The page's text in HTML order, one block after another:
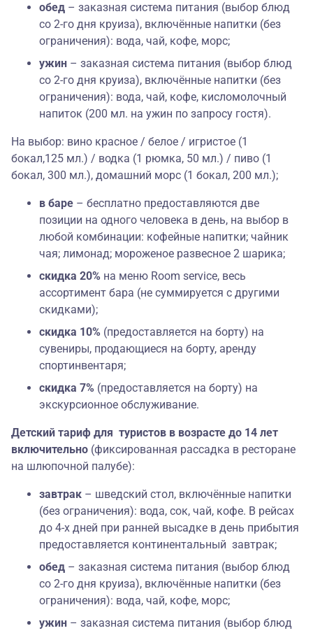
обед – заказная система питания (выбор блюд
со 2-го дня круиза), включённые напитки (без
ограничения): вода, чай, кофе, морс;
ужин – заказная система питания (выбор блюд
со 2-го дня круиза), включённые напитки (без
ограничения): вода, чай, кофе, кисломолочный
напиток (200 мл. на ужин по запросу гостя).
На выбор: вино красное / белое / игристое (1
бокал,125 мл.) / водка (1 рюмка, 50 мл.) / пиво (1
бокал, 300 мл.), домашний морс (1 бокал, 200 мл.);
в баре – бесплатно предоставляются две
позиции на одного человека в день, на выбор в
любой комбинации: кофейные напитки; чайник
чая; лимонад; мороженое развесное 2 шарика;
скидка 20% на меню Room service, весь
ассортимент бара (не суммируется с другими
скидками);
скидка 10% (предоставляется на борту) на
сувениры, продающиеся на борту, аренду
спортинвентаря;
скидка 7% (предоставляется на борту) на
экскурсионное обслуживание.
Детский тариф для туристов в возрасте до 14 лет
включительно (фиксированная рассадка в ресторане
на шлюпочной палубе):
завтрак – шведский стол, включённые напитки
(без ограничения): вода, сок, чай, кофе. В рейсах
до 4-х дней при ранней высадке в день прибытия
предоставляется континентальный завтрак;
обед – заказная система питания (выбор блюд
со 2-го дня круиза), включённые напитки (без
ограничения): вода, чай, кофе, морс;
ужин – заказная система питания (выбор блюд